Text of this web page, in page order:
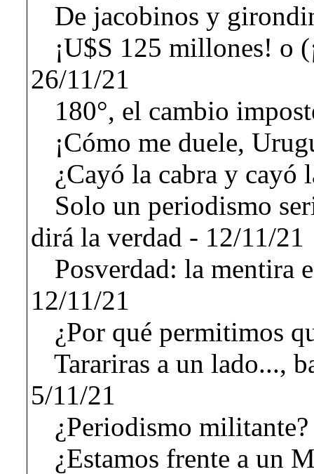
De jacobinos y
¡U$S 125 millones! o
26/11/21
180°, el cambio
¡Cómo me duele,
¿Cayó la cabra y cayó
Solo un periodismo
dirá la verdad - 12/11/21
Posverdad: la mentira
12/11/21
¿Por qué permitimos
Tarariras a un lado...,
5/11/21
¿Periodismo
¿Estamos frente a un